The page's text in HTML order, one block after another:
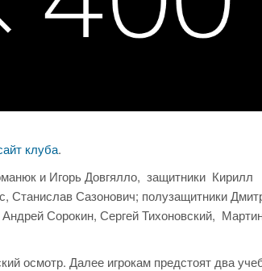
клуба.
и Игорь Довгялло, защитники Кирилл
Сазонович; полузащитники
Сорокин, Сергей Тихоновский,
осмотр. Далее игрокам предстоят два